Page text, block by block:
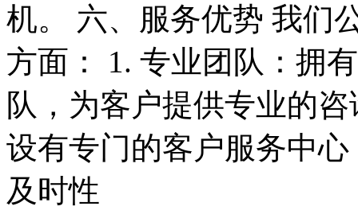
机。 六、服务优势 我们
方面： 1. 专业团队：拥
队，为客户提供专业的
设有专门的客户服务中
及时性